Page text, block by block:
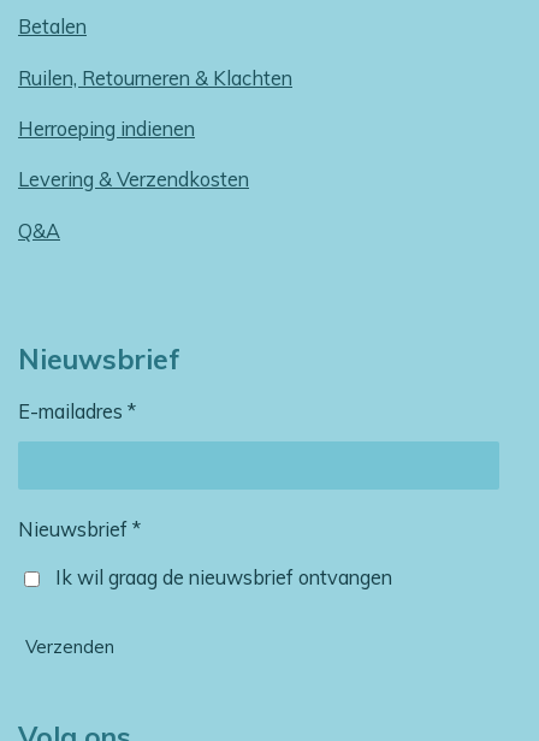
Betalen
Ruilen, Retourneren & Klachten
Herroeping indienen
Levering & Verzendkosten
Q&A
Nieuwsbrief
E-mailadres *
Nieuwsbrief *
Ik wil graag de nieuwsbrief ontvangen
Verzenden